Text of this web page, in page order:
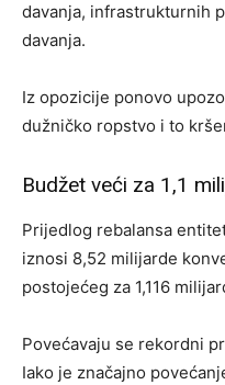
davanja, infrastrukturnih
davanja.
Iz opozicije ponovo
dužničko ropstvo i to
Budžet veći za 1,1
Prijedlog rebalansa
iznosi 8,52 milijarde
postojećeg za 1,116
Povećavaju se rekordni
Iako je značajno